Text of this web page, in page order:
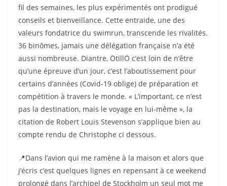
fil des semaines, les plus expérimentés ont prodigué
conseils et bienveillance. Cette entraide, une des
valeurs fondatrice du swimrun, transcende les rivalités.
36 binômes, jamais une délégation française n’a été
aussi nombreuse. Diantre, ÖtillÖ c’est loin de n’être
qu’une épreuve d’un jour, c’est l’aboutissement pour
certains d’années (Covid-19 oblige) de préparation et
compétition à travers le monde. « L’important, ce n’est
pas la destination, mais le voyage en lui-même », la
citation de Robert Louis Stevenson s’applique bien au
compte rendu de Christophe ci dessous.
📍Dans l’avion qui me ramène à la maison et alors que
j’écris c’est quelques lignes en repensant à ce weekend
prolongé dans l’archipel de Stockholm un seul mot me